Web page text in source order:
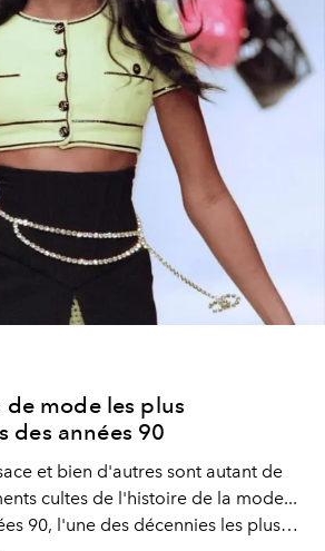
de mode les plus
des années 90
et bien d'autres sont autant de
cultes de l'histoire de la mode...
90, l'une des décennies les plus